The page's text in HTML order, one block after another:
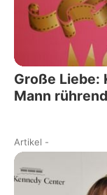
Große Liebe:
Mann
Artikel -